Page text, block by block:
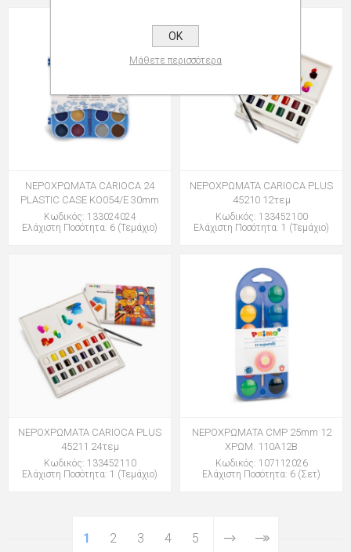
ΝΕΡΟΧΡΩΜΑΤΑ CARIOCA 24
PLASTIC CASE KO054/E 30mm
Κωδικός: 133024024
Ελάχιστη Ποσότητα: 6 (Τεμάχιο)
ΝΕΡΟΧΡΩΜΑΤΑ CARIOCA PLUS
45210 12τεμ
Κωδικός: 133452100
Ελάχιστη Ποσότητα: 1 (Τεμάχιο)
ΝΕΡΟΧΡΩΜΑΤΑ CARIOCA PLUS
45211 24τεμ
Κωδικός: 133452110
Ελάχιστη Ποσότητα: 1 (Τεμάχιο)
ΝΕΡΟΧΡΩΜΑΤΑ CMP 25mm 12
ΧΡΩΜ. 110Α12Β
Κωδικός: 107112026
Ελάχιστη Ποσότητα: 6 (Σετ)
1 2 3 4 5
OK
Μάθετε περισσότερα